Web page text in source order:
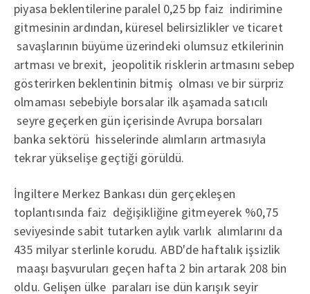
piyasa beklentilerine paralel 0,25 bp faiz indirimine
gitmesinin ardından, küresel belirsizlikler ve ticaret
savaşlarının büyüme üzerindeki olumsuz etkilerinin
artması ve brexit, jeopolitik risklerin artmasını sebep
gösterirken beklentinin bitmiş olması ve bir sürpriz
olmaması sebebiyle borsalar ilk aşamada satıcılı
seyre geçerken gün içerisinde Avrupa borsaları
banka sektörü hisselerinde alımların artmasıyla
tekrar yükselişe geçtiği görüldü.
İngiltere Merkez Bankası dün gerçekleşen
toplantısında faiz değişikliğine gitmeyerek %0,75
seviyesinde sabit tutarken aylık varlık alımlarını da
435 milyar sterlinle korudu. ABD'de haftalık işsizlik
maaşı başvuruları geçen hafta 2 bin artarak 208 bin
oldu. Gelişen ülke paraları ise dün karışık seyir